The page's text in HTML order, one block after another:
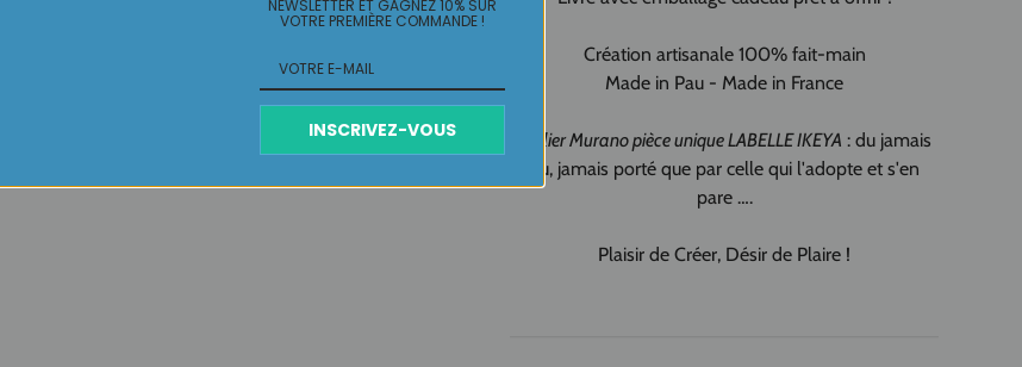
Création artisanale 100% fait-main
Made in Pau - Made in France
Collier Murano pièce unique LABELLE IKEYA : du jamais
vu, jamais porté que par celle qui l'adopte et s'en
pare ….
Plaisir de Créer, Désir de Plaire !
NEWSLETTER ET GAGNEZ 10% SUR
VOTRE PREMIÈRE COMMANDE !
INSCRIVEZ-VOUS